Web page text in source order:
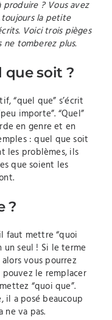
? Vous avez
toujours la petite
Voici trois pièges
ne tomberez plus.
que soit ?
“quel que” s’écrit
importe”. “Quel”
en genre et en
: quel que soit
les problèmes, ils
que soient les
?
faut mettre “quoi
un seul ! Si le terme
vous pourrez
pouvez le remplacer
“quoi que”.
il a posé beaucoup
va pas.